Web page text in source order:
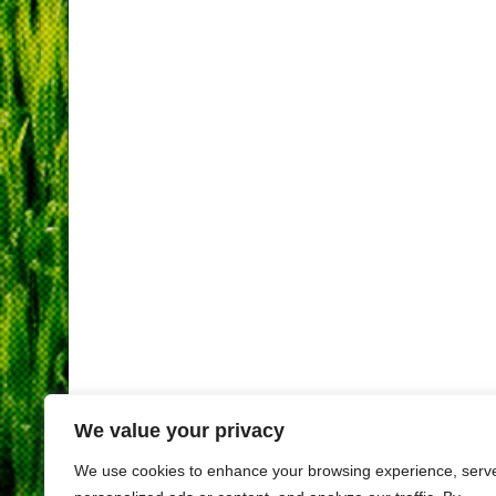
We value your privacy
We use cookies to enhance your browsing experience,